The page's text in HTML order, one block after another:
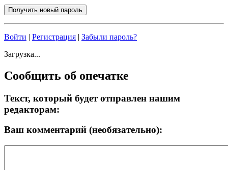
Войти | Регистрация | Забыли пароль?
Загрузка...
Сообщить об опечатке
Текст, который будет отправлен нашим
редакторам:
Ваш комментарий (необязательно):